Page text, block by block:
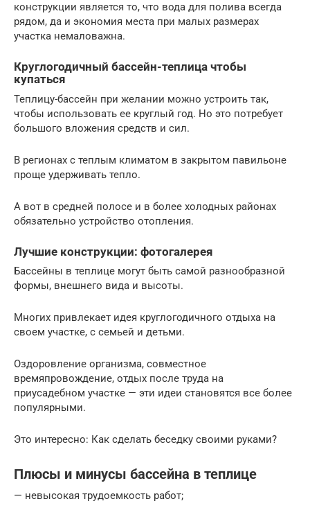
конструкции является то, что вода для полива всегда
рядом, да и экономия места при малых размерах
участка немаловажна.
Круглогодичный бассейн-теплица чтобы
купаться
Теплицу-бассейн при желании можно устроить так,
чтобы использовать ее круглый год. Но это потребует
большого вложения средств и сил.
В регионах с теплым климатом в закрытом павильоне
проще удерживать тепло.
А вот в средней полосе и в более холодных районах
обязательно устройство отопления.
Лучшие конструкции: фотогалерея
Бассейны в теплице могут быть самой разнообразной
формы, внешнего вида и высоты.
Многих привлекает идея круглогодичного отдыха на
своем участке, с семьей и детьми.
Оздоровление организма, совместное
времяпровождение, отдых после труда на
приусадебном участке — эти идеи становятся все более
популярными.
Это интересно: Как сделать беседку своими руками?
Плюсы и минусы бассейна в теплице
— невысокая трудоемкость работ;